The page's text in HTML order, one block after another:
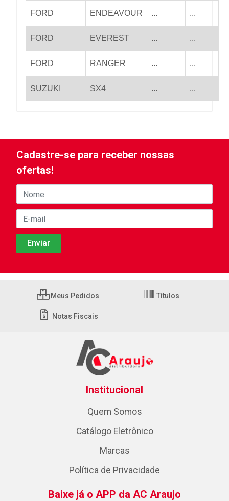
FORD ENDEAVOUR ... ...
FORD EVEREST ... ...
FORD RANGER ... ...
SUZUKI SX4 ... ...
Cadastre-se para receber nossas
ofertas!
Meus Pedidos Títulos
Notas Fiscais
Institucional
Quem Somos
Catálogo Eletrônico
Marcas
Política de Privacidade
Baixe já o APP da AC Araujo